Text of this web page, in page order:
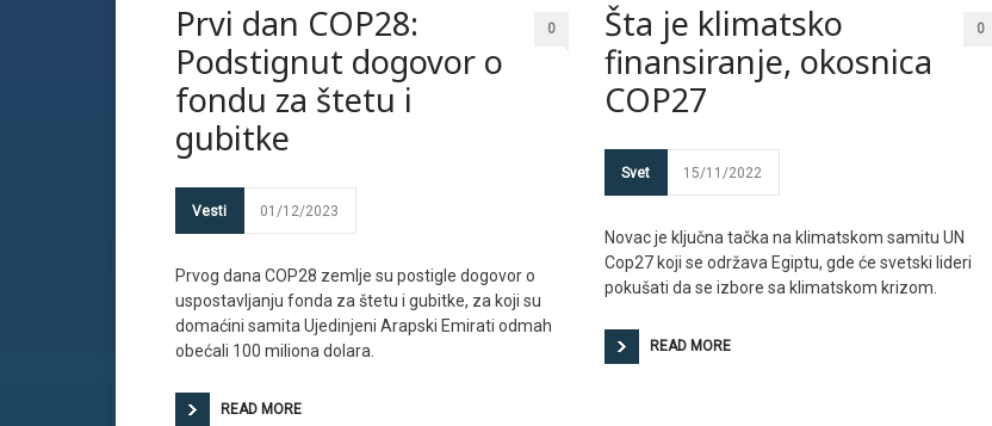
Prvi dan COP28:
Podstignut dogovor o
fondu za štetu i
gubitke
0
Vesti 01/12/2023
Prvog dana COP28 zemlje su postigle dogovor o
uspostavljanju fonda za štetu i gubitke, za koji su
domaćini samita Ujedinjeni Arapski Emirati odmah
obećali 100 miliona dolara.
READ MORE
Šta je klimatsko
finansiranje, okosnica
COP27
0
Svet 15/11/2022
Novac je ključna tačka na klimatskom samitu UN
Cop27 koji se održava Egiptu, gde će svetski lideri
pokušati da se izbore sa klimatskom krizom.
READ MORE